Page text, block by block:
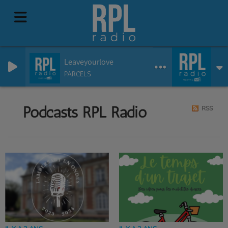
Leaveyourlove
PARCELS
Podcasts RPL Radio RSS